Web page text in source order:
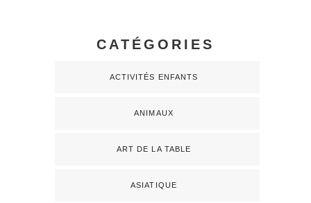
CATÉGORIES
ACTIVITÉS ENFANTS
ANIMAUX
ART DE LA TABLE
ASIATIQUE